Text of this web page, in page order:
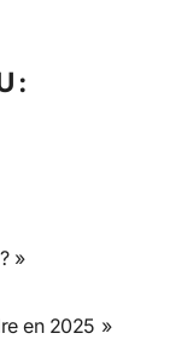
:
»
en 2025 »